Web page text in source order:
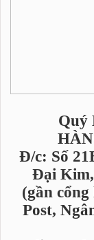
Quý
Đ/c: Số
Đại
(gần
Post,